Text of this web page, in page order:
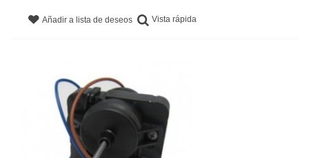
Añadir a lista de deseos Vista rápida